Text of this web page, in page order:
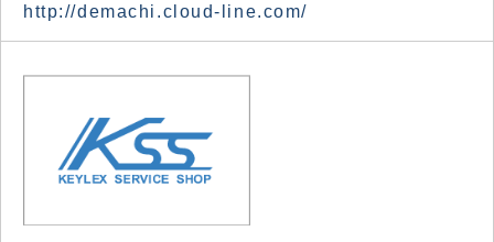
http://demachi.cloud-line.com/